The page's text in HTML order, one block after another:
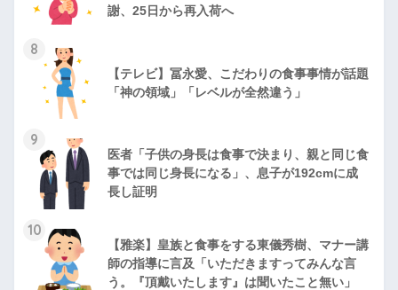
謝、25日から再入荷へ
8
【テレビ】冨永愛、こだわりの食事事情が話題
「神の領域」「レベルが全然違う」
9
医者「子供の身長は食事で決まり、親と同じ食
事では同じ身長になる」、息子が192cmに成
長し証明
10
【雅楽】皇族と食事をする東儀秀樹、マナー講
師の指導に言及「いただきますってみんな言
う。『頂戴いたします』は聞いたこと無い」